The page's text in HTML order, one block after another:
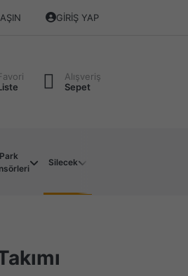
GIRIŞ YAP
Alışveriş
Sepet
Park
Silecek